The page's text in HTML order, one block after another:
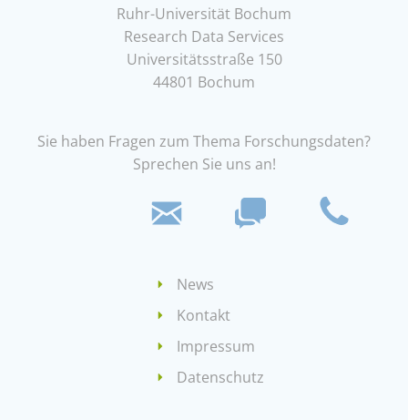
Ruhr-Universität Bochum
Research Data Services
Universitätsstraße 150
44801 Bochum
Sie haben Fragen zum Thema Forschungsdaten?
Sprechen Sie uns an!
News
Kontakt
Impressum
Datenschutz